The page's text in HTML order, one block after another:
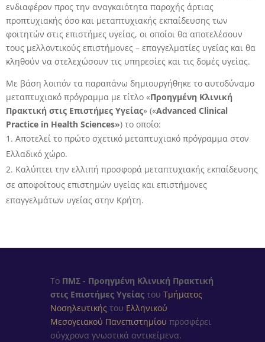
ενδιαφέρον προς την αναγκαιότητα παροχής άρτιας
προπτυχιακής όσο και μεταπτυχιακής εκπαίδευσης των
φοιτητών στις επιστήμες υγείας, οι οποίοι θα αποτελέσουν
τους μελλοντικούς επιστήμονες – επαγγελματίες υγείας και θα
κληθούν να στελεχώσουν τις υπηρεσίες και τις δομές υγείας.
Με βάση λοιπόν τα παραπάνω δημιουργήθηκε το αυτοδύναμο
μεταπτυχιακό πρόγραμμα με τίτλο «Προηγμένη Κλινική
Πρακτική στις Επιστήμες Υγείας» («Advanced Clinical
Practice in Health Sciences») το οποίο:
Αποτελεί το πρώτο σχετικό μεταπτυχιακό πρόγραμμα στον
Ελλαδικό χώρο.
Καλύπτει την ελλιπή προσφορά μεταπτυχιακής εκπαίδευσης
σε αποφοίτους επιστημών υγείας και επιστήμονες
επαγγελμάτων υγείας στην Κρήτη.
Το ΠΜΣ - Προηγμένη Κλινική Πρακτική
στις Επιστήμες Υγείας του Τμήματος
Νοσηλευτικής του Ελληνικού
Μεσογειακού Πανεπιστημίου προσφέρει
σύγχρονα γνωστικά αντικείμενα.